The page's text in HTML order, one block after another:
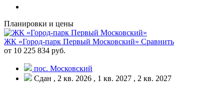
Планировки и цены
ЖК «Город-парк Первый Московский» Сравнить
от 10 225 834 руб.
пос. Московский
Сдан , 2 кв. 2026 , 1 кв. 2027 , 2 кв. 2027